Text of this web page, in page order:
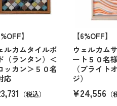
】
ルカムタイルボ
（ランタン）＜
ッカン＞５０名
応
（税込）
【6%OFF】
ウェルカム
ート５０名
（ブライト
ジ）
¥24,556